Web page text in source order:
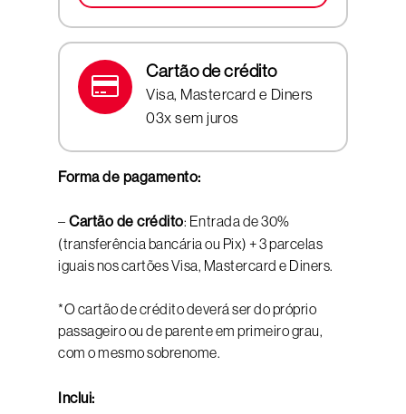
Cartão de crédito
Visa, Mastercard e Diners
03x sem juros
Forma de pagamento:
– Cartão de crédito: Entrada de 30%
(transferência bancária ou Pix) + 3 parcelas
iguais nos cartões Visa, Mastercard e Diners.
*O cartão de crédito deverá ser do próprio
passageiro ou de parente em primeiro grau,
com o mesmo sobrenome.
Inclui: